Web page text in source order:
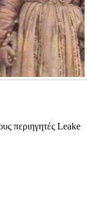
περιηγητές Leake